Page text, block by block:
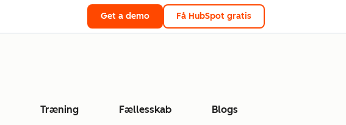
Get a demo Få HubSpot gratis
Træning Fællesskab Blogs